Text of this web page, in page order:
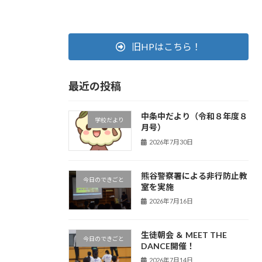
旧HPはこちら！
最近の投稿
学校だより
中条中だより（令和８年度８
月号）
2026年7月30日
今日のできごと
熊谷警察署による非行防止教
室を実施
2026年7月16日
今日のできごと
生徒朝会 ＆ MEET THE
DANCE開催！
2026年7月14日